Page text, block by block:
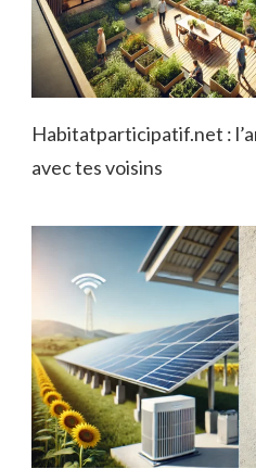
Habitatparticipatif.net :
avec tes voisins